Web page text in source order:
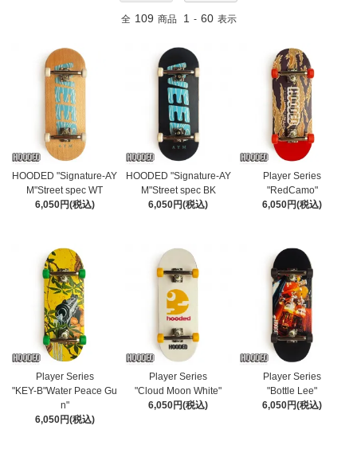
全 109 商品 1 - 60 表示
HOODED "Signature-AY
M"Street spec WT
6,050円(税込)
HOODED "Signature-AY
M"Street spec BK
6,050円(税込)
Player Series
"RedCamo"
6,050円(税込)
Player Series
"KEY-B"Water Peace Gu
n"
6,050円(税込)
Player Series
"Cloud Moon White"
6,050円(税込)
Player Series
"Bottle Lee"
6,050円(税込)